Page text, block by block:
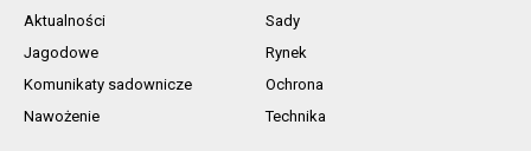
Aktualności
Sady
Jagodowe
Rynek
Komunikaty sadownicze
Ochrona
Nawożenie
Technika